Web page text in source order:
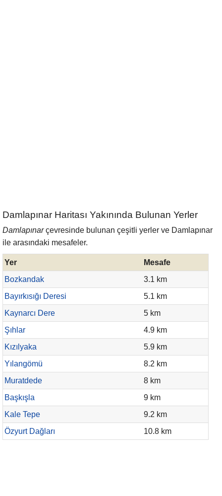
Damlapınar Haritası Yakınında Bulunan Yerler
Damlapınarçevresinde bulunan çeşitli yerler ve Damlapınar
ile arasındaki mesafeler.
Yer
Mesafe
Bozkandak
3.1 km
Bayırkısığı Deresi
5.1 km
Kaynarcı Dere
5 km
Şıhlar
4.9 km
Kızılyaka
5.9 km
Yılangömü
8.2 km
Muratdede
8 km
Başkışla
9 km
Kale Tepe
9.2 km
Özyurt Dağları
10.8 km